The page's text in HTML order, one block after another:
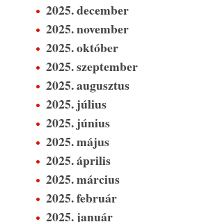
2025. december
2025. november
2025. október
2025. szeptember
2025. augusztus
2025. július
2025. június
2025. május
2025. április
2025. március
2025. február
2025. január